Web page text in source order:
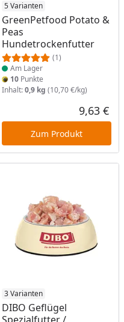
Preis
5 Varianten
GreenPetfood Potato &
Peas
Hundetrockenfutter
(1)
Produkt am Lager
Am Lager
10Punkte
Inhalt:0,9 kg (10,70 €/kg)
9,63 €
Zum Produkt
3 Varianten
DIBO Geflügel
Produkt am Lager